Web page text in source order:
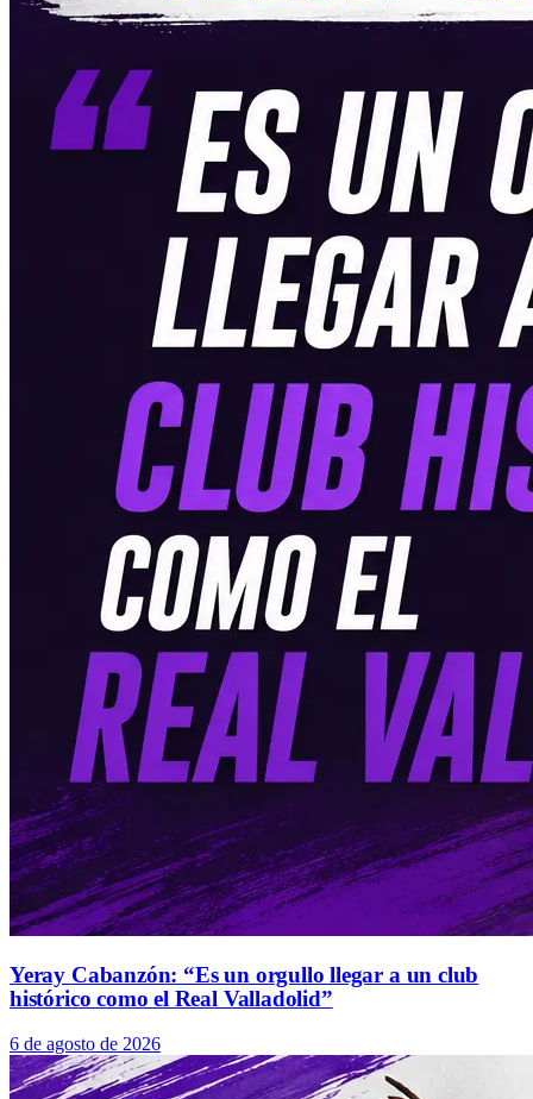
Yeray Cabanzón: “Es un orgullo llegar a un club
histórico como el Real Valladolid”
6 de agosto de 2026